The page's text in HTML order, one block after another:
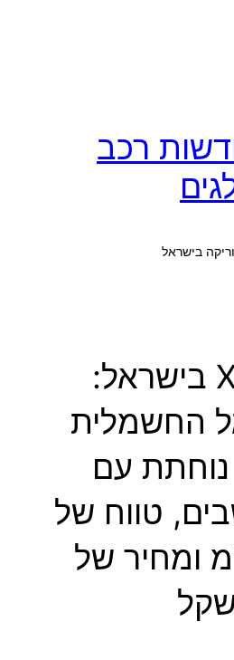
רכב
בישראל
XPENG X9 בישראל:
החשמלית
עם
טווח של
ק"מ ומחיר של